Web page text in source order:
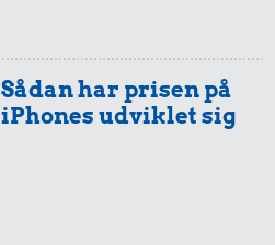
Sådan har prisen på
iPhones udviklet sig